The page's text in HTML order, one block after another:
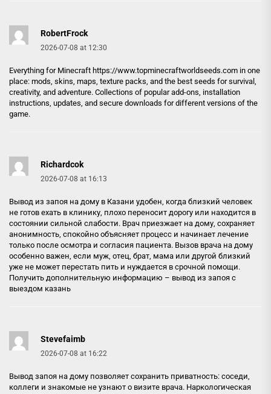
RobertFrock
2026-07-08 at 12:30
Everything for Minecraft https://www.topminecraftworldseeds.com in one
place: mods, skins, maps, texture packs, and the best seeds for survival,
creativity, and adventure. Collections of popular add-ons, installation
instructions, updates, and secure downloads for different versions of the
game.
Richardcok
2026-07-08 at 16:13
Вывод из запоя на дому в Казани удобен, когда близкий человек
не готов ехать в клинику, плохо переносит дорогу или находится в
состоянии сильной слабости. Врач приезжает на дому, сохраняет
анонимность, спокойно объясняет процесс и начинает лечение
только после осмотра и согласия пациента. Вызов врача на дому
особенно важен, если муж, отец, брат, мама или другой близкий
уже не может перестать пить и нуждается в срочной помощи.
Получить дополнительную информацию – вывод из запоя с
выездом казань
Stevefaimb
2026-07-08 at 16:22
Вывод запоя на дому позволяет сохранить приватность: соседи,
коллеги и знакомые не узнают о визите врача. Наркологическая